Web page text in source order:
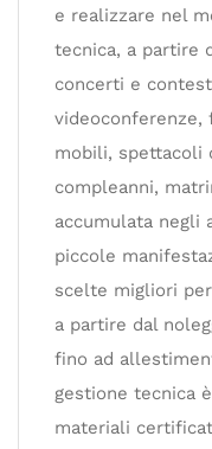
e realizzare nel
tecnica, a partire
concerti e
videoconferenze,
mobili, spettacoli
compleanni,
accumulata negli
piccole
scelte migliori
a partire dal
fino ad
gestione tecnica
materiali